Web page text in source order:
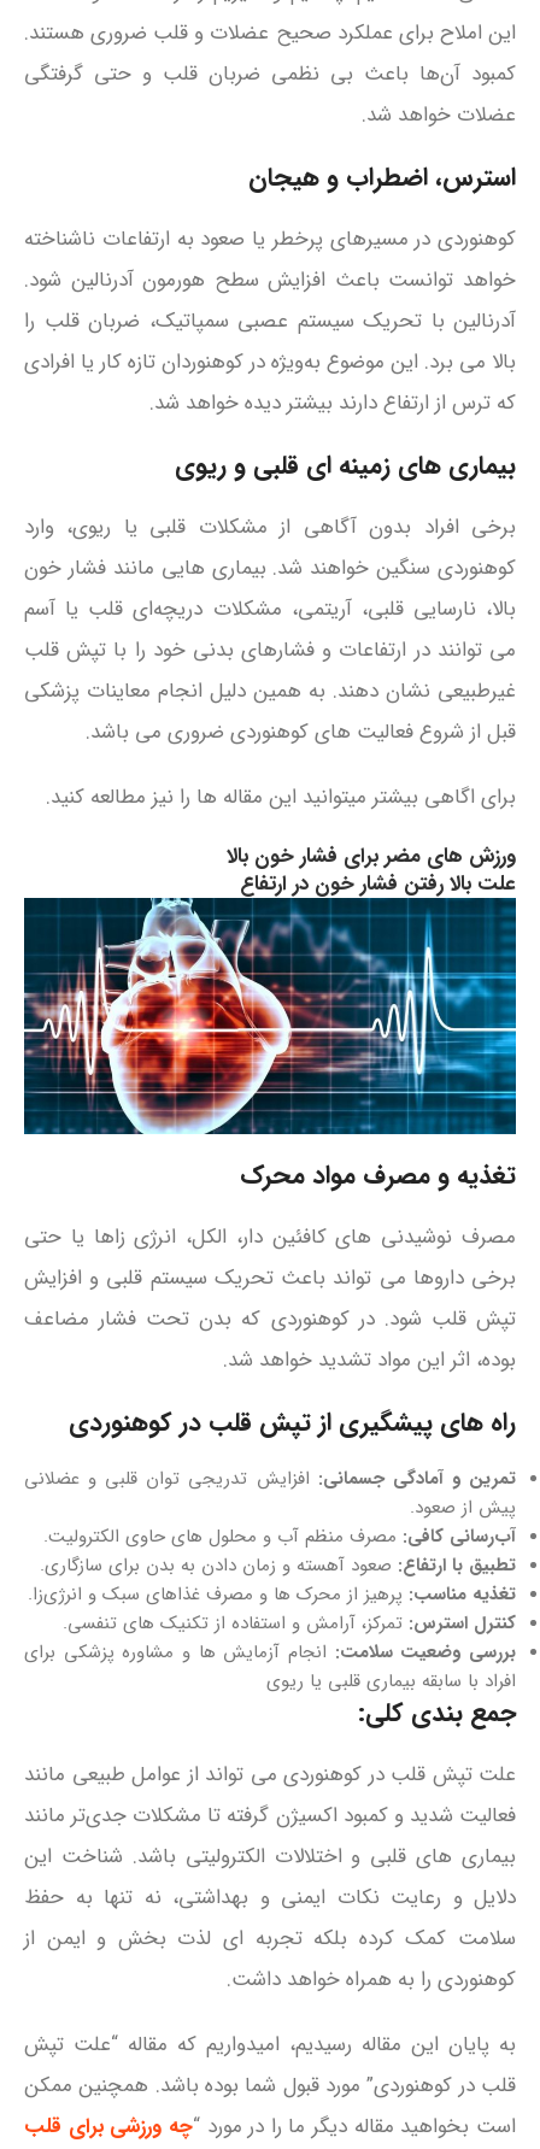
این املاح برای عملکرد صحیح عضلات و قلب ضروری هستند.
کمبود آن‌ها باعث بی‌ نظمی ضربان قلب و حتی گرفتگی
عضلات خواهد شد.
استرس، اضطراب و هیجان
کوهنوردی در مسیرهای پرخطر یا صعود به ارتفاعات ناشناخته
خواهد توانست باعث افزایش سطح هورمون آدرنالین شود.
آدرنالین با تحریک سیستم عصبی سمپاتیک، ضربان قلب را
بالا می‌ برد. این موضوع به‌ویژه در کوهنوردان تازه‌ کار یا افرادی
که ترس از ارتفاع دارند بیشتر دیده خواهد شد.
بیماری‌ های زمینه‌ ای قلبی و ریوی
برخی افراد بدون آگاهی از مشکلات قلبی یا ریوی، وارد
کوهنوردی سنگین خواهند شد. بیماری‌ هایی مانند فشار خون
بالا، نارسایی قلبی، آریتمی، مشکلات دریچه‌ای قلب یا آسم
می‌ توانند در ارتفاعات و فشارهای بدنی خود را با تپش قلب
غیرطبیعی نشان دهند. به همین دلیل انجام معاینات پزشکی
قبل از شروع فعالیت‌ های کوهنوردی ضروری می باشد.
برای اگاهی بیشتر میتوانید این مقاله ها را نیز مطالعه کنید.
ورزش های مضر برای فشار خون بالا
علت بالا رفتن فشار خون در ارتفاع
تغذیه و مصرف مواد محرک
مصرف نوشیدنی‌ های کافئین‌ دار، الکل، انرژی‌ زاها یا حتی
برخی داروها می‌ تواند باعث تحریک سیستم قلبی و افزایش
تپش قلب شود. در کوهنوردی که بدن تحت فشار مضاعف
بوده، اثر این مواد تشدید خواهد شد.
راه‌ های پیشگیری از تپش قلب در کوهنوردی
تمرین و آمادگی جسمانی: افزایش تدریجی توان قلبی و عضلانی
پیش از صعود.
آب‌رسانی کافی: مصرف منظم آب و محلول‌ های حاوی الکترولیت.
تطبیق با ارتفاع: صعود آهسته و زمان دادن به بدن برای سازگاری.
تغذیه مناسب: پرهیز از محرک‌ ها و مصرف غذاهای سبک و انرژی‌زا.
کنترل استرس: تمرکز، آرامش و استفاده از تکنیک‌ های تنفسی.
بررسی وضعیت سلامت: انجام آزمایش‌ ها و مشاوره پزشکی برای
افراد با سابقه بیماری قلبی یا ریوی
جمع بندی کلی:
علت تپش قلب در کوهنوردی می‌ تواند از عوامل طبیعی مانند
فعالیت شدید و کمبود اکسیژن گرفته تا مشکلات جدی‌تر مانند
بیماری‌ های قلبی و اختلالات الکترولیتی باشد. شناخت این
دلایل و رعایت نکات ایمنی و بهداشتی، نه‌ تنها به حفظ
سلامت کمک کرده بلکه تجربه‌ ای لذت‌ بخش و ایمن از
کوهنوردی را به همراه خواهد داشت.
به پایان این مقاله رسیدیم، امیدواریم که مقاله “علت تپش
قلب در کوهنوردی” مورد قبول شما بوده باشد. همچنین ممکن
است بخواهید مقاله دیگر ما را در مورد “چه ورزشی برای قلب